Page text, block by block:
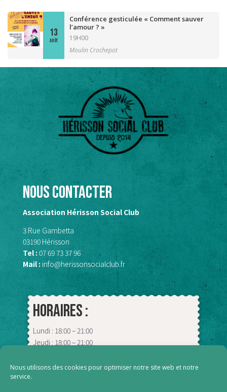
Nous utilisons des cookies pour optimiser notre site web et notre
service.
13
AOÛT
Conférence gesticulée « Comment sauver
l’amour ? »
19H00
Moulin Crochepot
Nous contacter
Association Hérisson Social Club
3 Rue Gambetta
03190 Hérisson
Tel :07 69 73 37 96
Mail : info@herissonsocialclub.fr
Horaires :
Lundi : 18:00 – 21:00
Jeudi : 18:00 – 21:00
Samedi : 18:00 – 00:00